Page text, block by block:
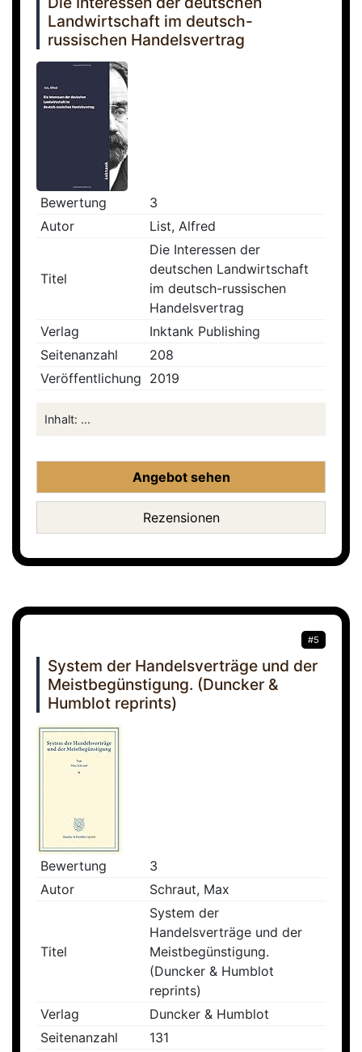
Landwirtschaft im deutsch-
russischen Handelsvertrag
Bewertung
3
Autor
List, Alfred
Titel
Die Interessen der
deutschen Landwirtschaft
im deutsch-russischen
Handelsvertrag
Verlag
Inktank Publishing
Seitenanzahl
208
Veröffentlichung 2019
Inhalt: ...
Angebot sehen
Rezensionen
#5
System der Handelsverträge und der
Meistbegünstigung. (Duncker &
Humblot reprints)
Bewertung
3
Autor
Schraut, Max
Titel
System der
Handelsverträge und der
Meistbegünstigung.
(Duncker & Humblot
reprints)
Verlag
Duncker & Humblot
Seitenanzahl
131